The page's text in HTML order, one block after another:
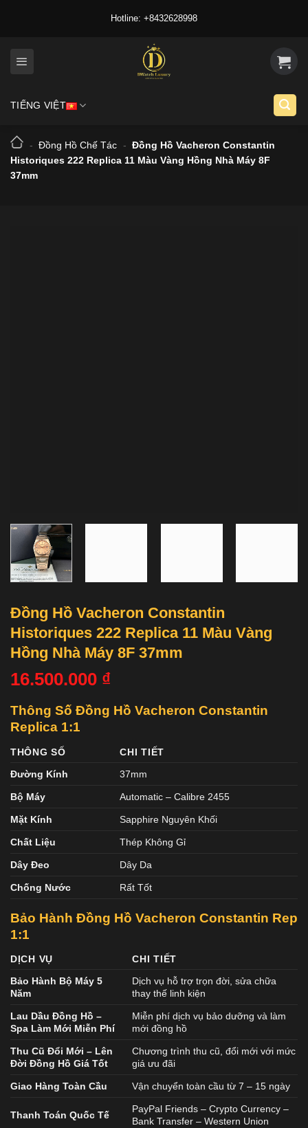
Hotline: +8432628998
TIẾNG VIỆT
- Đồng Hồ Chế Tác - Đồng Hồ Vacheron Constantin
Historiques 222 Replica 11 Màu Vàng Hồng Nhà Máy 8F
37mm
Đồng Hồ Vacheron Constantin
Historiques 222 Replica 11 Màu Vàng
Hồng Nhà Máy 8F 37mm
16.500.000 ₫
Thông Số Đồng Hồ Vacheron Constantin
Replica 1:1
THÔNG SỐ
CHI TIẾT
Đường Kính
37mm
Bộ Máy Automatic – Calibre 2455
Mặt Kính Sapphire Nguyên Khối
Chất Liệu Thép Không Gỉ
Dây Đeo Dây Da
Chống Nước Rất Tốt
Bảo Hành Đồng Hồ Vacheron Constantin Rep
1:1
DỊCH VỤ
CHI TIẾT
Bảo Hành Bộ Máy 5
Năm
Dịch vụ hỗ trợ trọn đời, sửa chữa
thay thế linh kiện
Lau Dầu Đồng Hồ –
Spa Làm Mới Miễn Phí
Miễn phí dịch vụ bảo dưỡng và làm
mới đồng hồ
Thu Cũ Đổi Mới – Lên
Đời Đồng Hồ Giá Tốt
Chương trình thu cũ, đổi mới với mức
giá ưu đãi
Giao Hàng Toàn Cầu Vận chuyển toàn cầu từ 7 – 15 ngày
Thanh Toán Quốc Tế
PayPal Friends – Crypto Currency –
Bank Transfer – Western Union